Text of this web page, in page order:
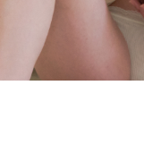
4.8 (리뷰 696)